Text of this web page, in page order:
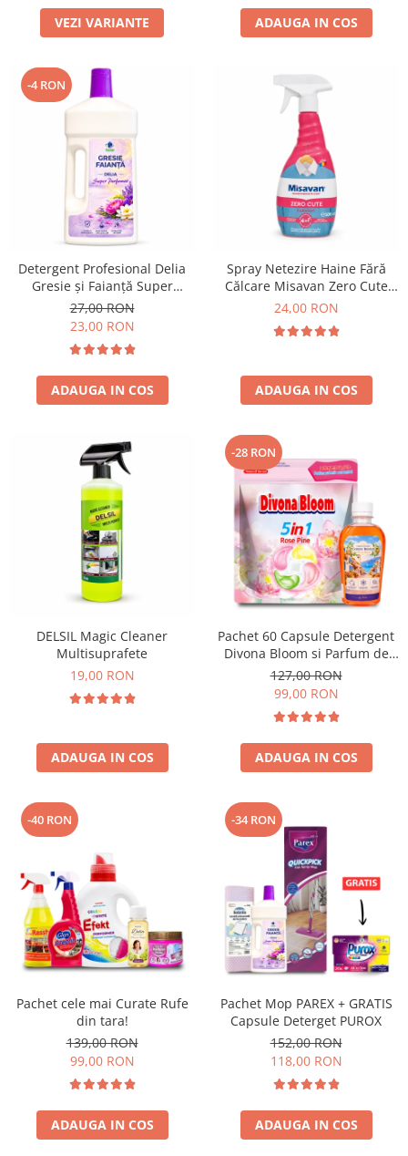
VEZI VARIANTE ADAUGA IN COS
-4 RON
Detergent Profesional Delia
Gresie și Faianță Super
Parfumat 1L
27,00 RON
23,00 RON
ADAUGA IN COS
Spray Netezire Haine Fără
Călcare Misavan Zero Cute
Harmony Parfum Discret 500
24,00 RON
ADAUGA IN COS
DELSIL Magic Cleaner
Multisuprafete
19,00 RON
ADAUGA IN COS
-28 RON
Pachet 60 Capsule Detergent
Divona Bloom si Parfum de
Rufe Corfu Breeze by Delia
200 ml
127,00 RON
99,00 RON
ADAUGA IN COS
-40 RON
Pachet cele mai Curate Rufe
din tara!
139,00 RON
99,00 RON
ADAUGA IN COS
-34 RON
Pachet Mop PAREX + GRATIS
Capsule Deterget PUROX
152,00 RON
118,00 RON
ADAUGA IN COS